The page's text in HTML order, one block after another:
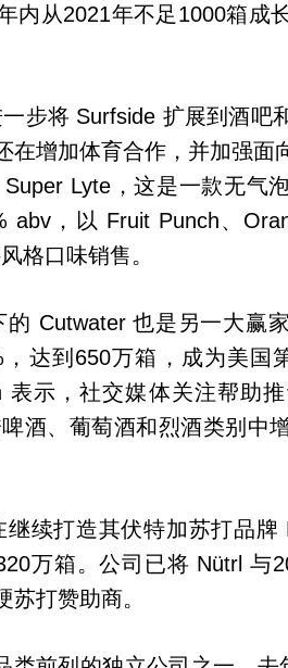
内从2021年不足1000箱成
步将 Surfside 扩展到酒吧
在增加体育合作，并加强面
Lyte，这是一款无气
abv，以 Fruit Punch、
格口味销售。
的 Cutwater 也是另一大赢
达到650万箱，成为美国
表示，社交媒体关注帮助
酒、葡萄酒和烈酒类别中
继续打造其伏特加苏打品牌
万箱。公司已将 Nütrl 与
苏打赞助商。